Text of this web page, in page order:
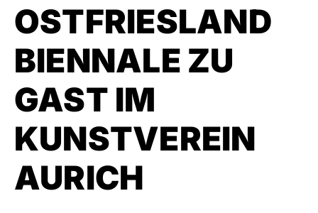
OSTFRIESLAND
BIENNALE ZU
GAST IM
KUNSTVEREIN
AURICH